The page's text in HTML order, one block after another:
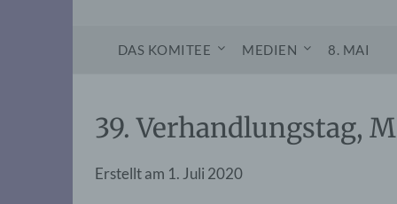
DAS KOMITEE MEDIEN 8. MAI
39. Verhandlungstag,
Erstellt am 1. Juli 2020